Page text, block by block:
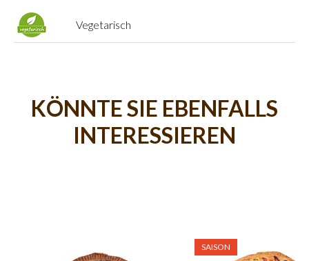
Vegetarisch
KÖNNTE SIE EBENFALLS
INTERESSIEREN
SAISON